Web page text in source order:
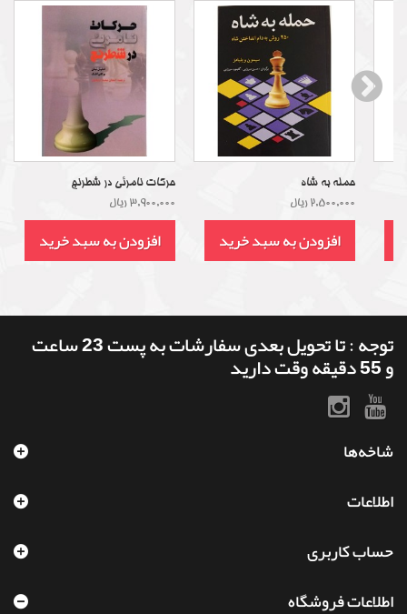
حرکات نامرئی در شطرنج
3,900,000 ریال
افزودن به سبد خرید
حمله به شاه
2,500,000 ریال
افزودن به سبد خرید
توجه : تا تحویل بعدی سفارشات به پست 23 ساعت
و 55 دقیقه وقت دارید
شاخه‌ها
اطلاعات
حساب کاربری
اطلاعات فروشگاه